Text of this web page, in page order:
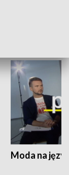
Moda na